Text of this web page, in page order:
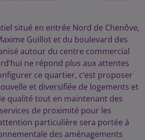
situé en entrée Nord de Chenôve,
Guillot et du boulevard des
autour du centre commercial
ne répond plus aux attentes
ce quartier, c’est proposer
et diversifiée de logements et
qualité tout en maintenant des
de proximité pour les
particulière sera portée à
des aménagements